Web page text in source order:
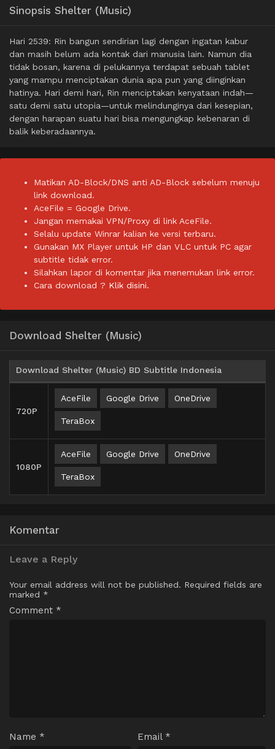
Sinopsis Shelter (Music)
Hari 2539: Rin bangun sendirian lagi dengan ingatan kabur
dan masih belum ada kontak dari manusia lain. Namun dia
tidak bosan, karena di pelukannya terdapat sebuah tablet
yang mampu menciptakan dunia apa pun yang diinginkan
hatinya. Hari demi hari, Rin menciptakan kenyataan indah—
satu demi satu utopia—untuk melindunginya dari kesepian,
dengan harapan suatu hari bisa mengungkap kebenaran di
balik keberadaannya.
Matikan AD-Block/DNS anti AD-Block sebelum menuju
link download.
AceFile = Google Drive.
Jangan memakai VPN/Proxy di link AceFile.
Selalu update Winrar kalian ke versi terbaru.
Gunakan MX Player untuk HP dan VLC untuk PC agar
subtitle tidak error.
Silahkan lapor di komentar jika menemukan link error.
Cara download ? Klik disini.
Download Shelter (Music)
Download Shelter (Music) BD Subtitle Indonesia
720P
AceFile Google Drive OneDrive
TeraBox
1080P
AceFile Google Drive OneDrive
TeraBox
Komentar
Leave a Reply
Your email address will not be published. Required fields are
marked *
Comment *
Name * Email *